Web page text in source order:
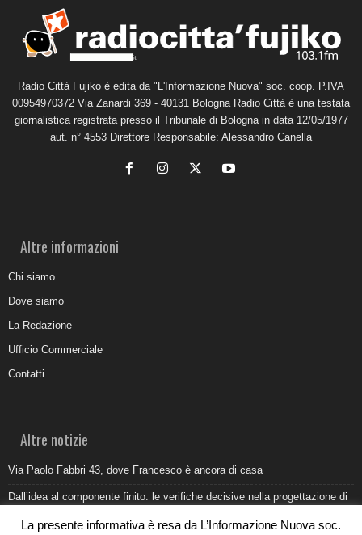
Radio Città Fujiko è edita da "L'Informazione Nuova" soc. coop. P.IVA
00954970372 Via Zanardi 369 - 40131 Bologna Radio Città è una testata
giornalistica registrata presso il Tribunale di Bologna in data 12/05/1977
aut. n° 4553 Direttore Responsabile: Alessandro Canella
Altre informazioni
Chi siamo
Dove siamo
La Redazione
Ufficio Commerciale
Contatti
Altre notizie
Via Paolo Fabbri 43, dove Francesco è ancora di casa
Dall’idea al componente finito: le verifiche decisive nella progettazione di
La presente informativa è resa da L’Informazione Nuova soc.